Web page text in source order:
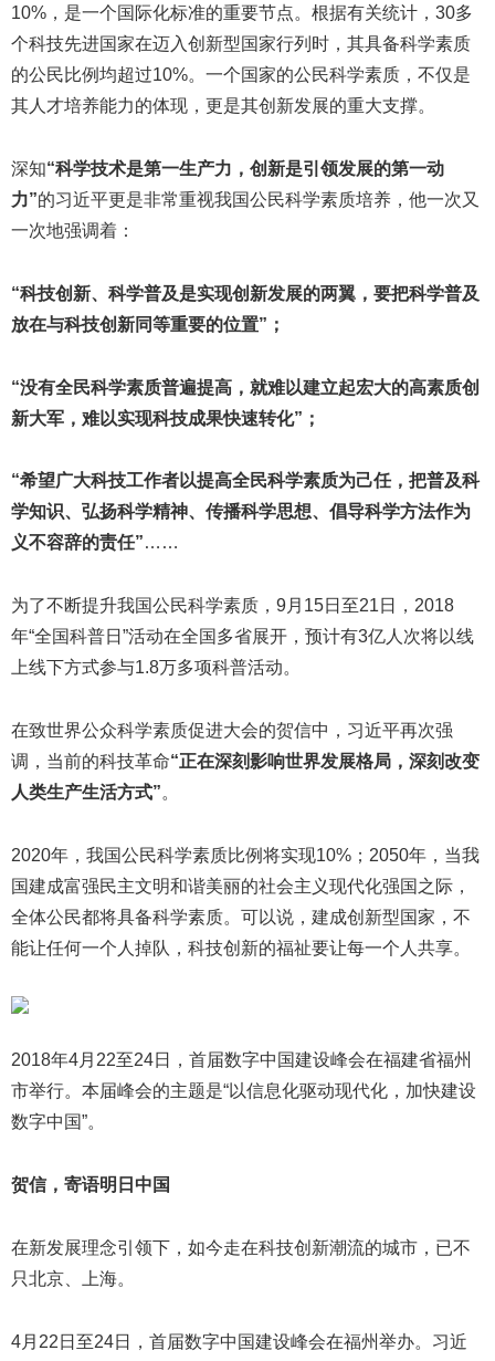
10%，是一个国际化标准的重要节点。根据有关统计，30多
个科技先进国家在迈入创新型国家行列时，其具备科学素质
的公民比例均超过10%。一个国家的公民科学素质，不仅是
其人才培养能力的体现，更是其创新发展的重大支撑。
深知“科学技术是第一生产力，创新是引领发展的第一动
力”的习近平更是非常重视我国公民科学素质培养，他一次又
一次地强调着：
“科技创新、科学普及是实现创新发展的两翼，要把科学普及
放在与科技创新同等重要的位置”；
“没有全民科学素质普遍提高，就难以建立起宏大的高素质创
新大军，难以实现科技成果快速转化”；
“希望广大科技工作者以提高全民科学素质为己任，把普及科
学知识、弘扬科学精神、传播科学思想、倡导科学方法作为
义不容辞的责任”……
为了不断提升我国公民科学素质，9月15日至21日，2018
年“全国科普日”活动在全国多省展开，预计有3亿人次将以线
上线下方式参与1.8万多项科普活动。
在致世界公众科学素质促进大会的贺信中，习近平再次强
调，当前的科技革命“正在深刻影响世界发展格局，深刻改变
人类生产生活方式”。
2020年，我国公民科学素质比例将实现10%；2050年，当我
国建成富强民主文明和谐美丽的社会主义现代化强国之际，
全体公民都将具备科学素质。可以说，建成创新型国家，不
能让任何一个人掉队，科技创新的福祉要让每一个人共享。
2018年4月22至24日，首届数字中国建设峰会在福建省福州
市举行。本届峰会的主题是“以信息化驱动现代化，加快建设
数字中国”。
贺信，寄语明日中国
在新发展理念引领下，如今走在科技创新潮流的城市，已不
只北京、上海。
4月22日至24日，首届数字中国建设峰会在福州举办。习近